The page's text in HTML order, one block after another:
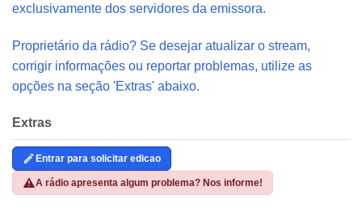
exclusivamente dos servidores da emissora.
Proprietário da rádio? Se desejar atualizar o stream,
corrigir informações ou reportar problemas, utilize as
opções na seção 'Extras' abaixo.
Extras
Entrar para solicitar edicao
A rádio apresenta algum problema? Nos informe!